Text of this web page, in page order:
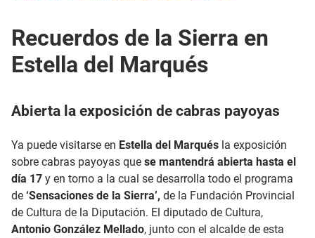
Recuerdos de la Sierra en
Estella del Marqués
Abierta la exposición de cabras payoyas
Ya puede visitarse en Estella del Marqués la exposición
sobre cabras payoyas que se mantendrá abierta hasta el
día 17 y en torno a la cual se desarrolla todo el programa
de ‘Sensaciones de la Sierra’, de la Fundación Provincial
de Cultura de la Diputación. El diputado de Cultura,
Antonio González Mellado, junto con el alcalde de esta